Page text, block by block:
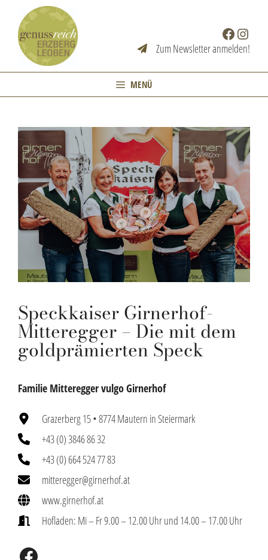
springen
Facebook
Zum Newsletter anmelden!
MENÜ
Speckkaiser Girnerhof-
Mitteregger – Die mit dem
goldprämierten Speck
Familie Mitteregger vulgo Girnerhof
Grazerberg 15 • 8774 Mautern in Steiermark
+43 (0) 3846 86 32
+43 (0) 664 524 77 83
mitteregger@girnerhof.at
www.girnerhof.at
Hofladen: Mi – Fr 9.00 – 12.00 Uhr und 14.00 – 17.00 Uhr